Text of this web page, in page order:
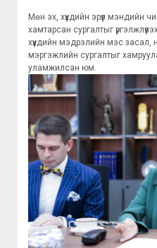
Мөн эх, хүүхдийн эрүүл мэндийн
хамтарсан сургалтыг
хүүхдийн мэдрэлийн мэс засал,
мэргэжлийн сургалтыг
уламжилсан юм.